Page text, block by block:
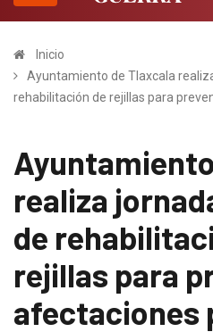
Inicio
Ayuntamiento de Tlaxcala
rehabilitación de rejillas para
realiza
de
rejillas para
afectaciones